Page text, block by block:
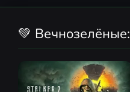
💚 Вечнозелёные: